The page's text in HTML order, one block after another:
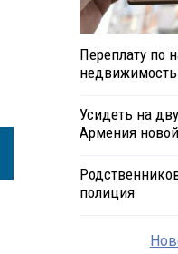
Переплату по
Усидеть на
Армения
полиция